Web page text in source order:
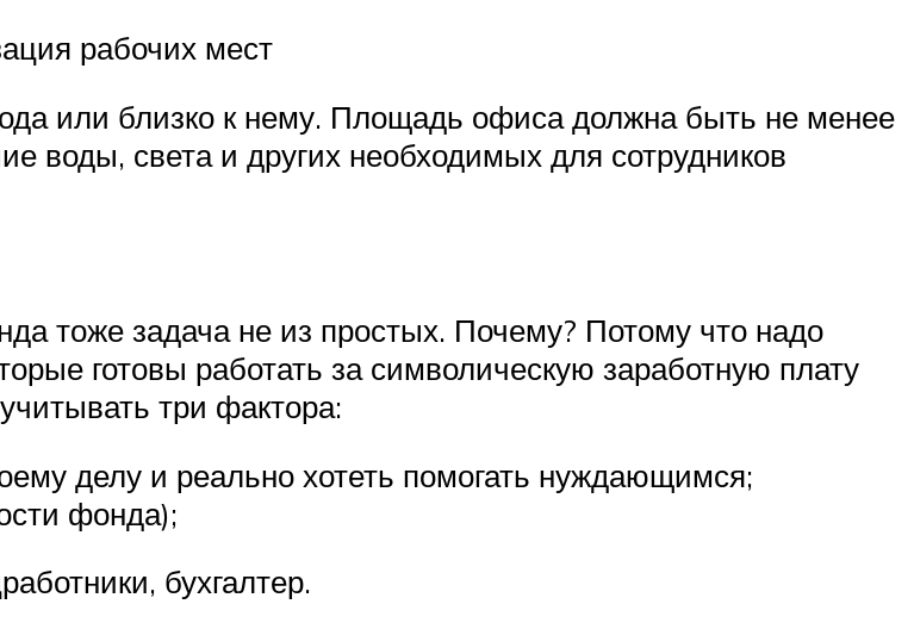
рабочих мест
или близко к нему. Площадь офиса должна быть не менее
воды, света и других необходимых для сотрудников
тоже задача не из простых. Почему? Потому что надо
готовы работать за символическую заработную плату
три фактора:
делу и реально хотеть помогать нуждающимся;
фонда);
бухгалтер.